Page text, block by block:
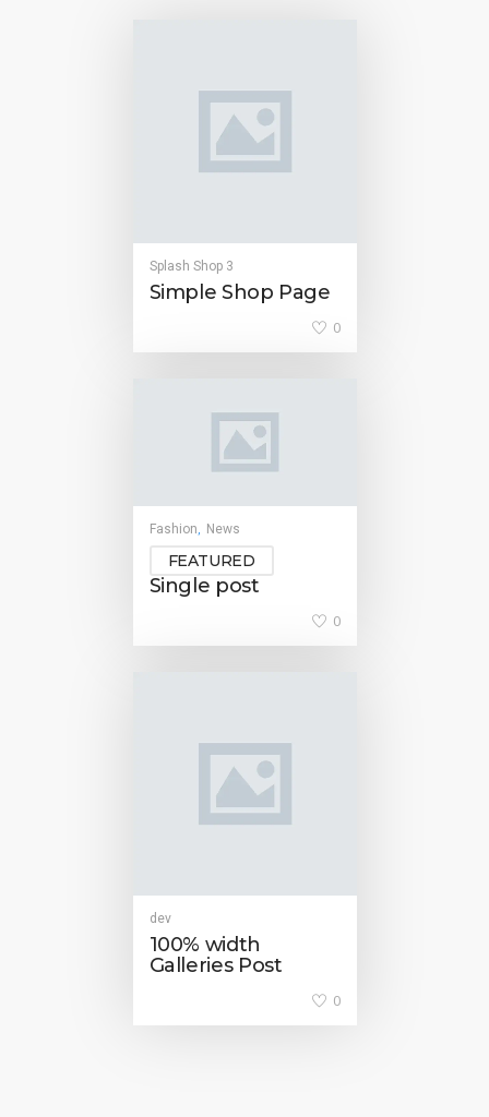
Splash Shop 3
Simple Shop Page
0
Fashion, News
FEATURED
Single post
0
dev
100% width
Galleries Post
0